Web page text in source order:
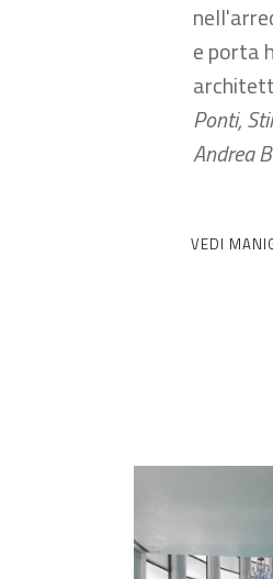
e porta
Ponti,
Andrea
VEDI